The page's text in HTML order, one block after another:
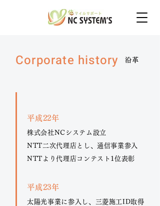
Corporate history 沿革
平成22年
株式会社NCシステム設立
NTT二次代理店とし、通信事業参入
NTTより代理店コンテスト1位表彰
平成23年
太陽光事業に参入し、三菱施工ID取得